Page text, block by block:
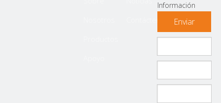
Información
Enviar